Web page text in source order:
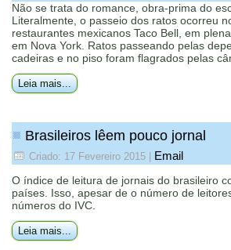
Não se trata do romance, obra-prima do
Literalmente, o passeio dos ratos ocorreu
restaurantes mexicanos Taco Bell, em
em Nova York. Ratos passeando pelas
cadeiras e no piso foram flagrados pelas
Leia mais...
Brasileiros lêem pouco jornal
Criado: 17 Fevereiro 2015 Email
O índice de leitura de jornais do brasileiro
países. Isso, apesar de o número de
números do IVC.
Leia mais...